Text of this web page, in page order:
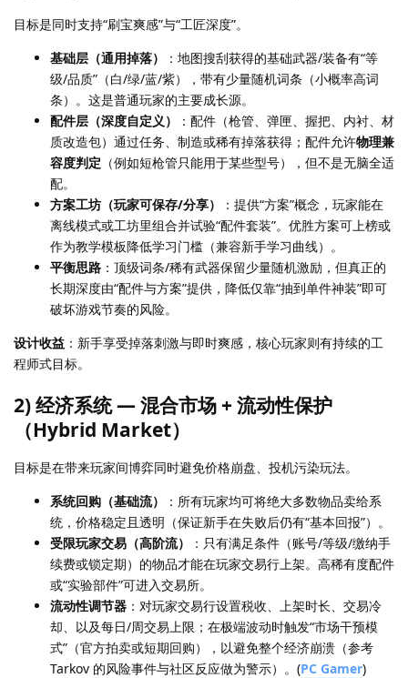
目标是同时支持“刷宝爽感”与“工匠深度”。
基础层（通用掉落）
：地图搜刮获得的基础武器/装备有“等
级/品质”（白/绿/蓝/紫），带有少量随机词条（小概率高词
条）。这是普通玩家的主要成长源。
配件层（深度自定义）
：配件（枪管、弹匣、握把、内衬、材
质改造包）通过任务、制造或稀有掉落获得；配件允许物理兼
容度判定 （例如短枪管只能用于某些型号），但不是无脑全适
配。
方案工坊（玩家可保存/分享）
：提供“方案”概念，玩家能在
离线模式或工坊里组合并试验“配件套装”。优胜方案可上榜或
作为教学模板降低学习门槛（兼容新手学习曲线）。
平衡思路 ：顶级词条/稀有武器保留少量随机激励，但真正的
长期深度由“配件与方案”提供，降低仅靠“抽到单件神装”即可
破坏游戏节奏的风险。
设计收益 ：新手享受掉落刺激与即时爽感，核心玩家则有持续的工
程师式目标。
2) 经济系统 — 混合市场 + 流动性保护
（Hybrid Market）
目标是在带来玩家间博弈同时避免价格崩盘、投机污染玩法。
系统回购（基础流）
：所有玩家均可将绝大多数物品卖给系
统，价格稳定且透明（保证新手在失败后仍有“基本回报”）。
受限玩家交易（高阶流）
：只有满足条件（账号/等级/缴纳手
续费或锁定期）的物品才能在玩家交易行上架。高稀有度配件
或“实验部件”可进入交易所。
流动性调节器 ：对玩家交易行设置税收、上架时长、交易冷
却、以及每日/周交易上限；在极端波动时触发“市场干预模
式”（官方拍卖或短期回购），以避免整个经济崩溃（参考
Tarkov 的风险事件与社区反应做为警示）。(PC Gamer)